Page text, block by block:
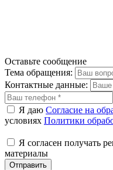
Оставьте сообщение
Тема обращения:
Контактные данные:
Я даю Согласие на
условиях Политики
Я согласен получать
материалы
Отправить